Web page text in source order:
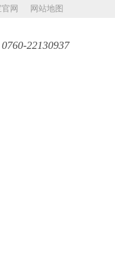
网 网站地图
0760-22130937